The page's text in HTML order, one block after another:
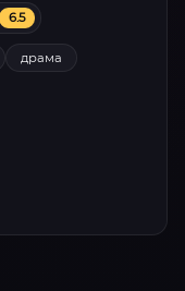
6.5
драма